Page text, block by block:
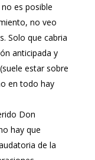
es posible
no veo
Solo que cabria
anticipada y
estar sobre
en todo hay
Don
hay que
de la